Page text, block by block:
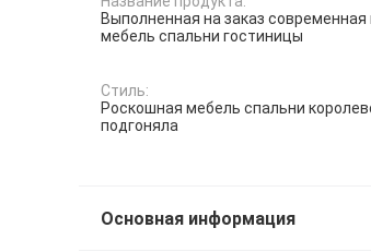
Выполненная на заказ
мебель спальни гостиницы
Стиль:
Роскошная мебель спальни
подгоняла
Основная информация